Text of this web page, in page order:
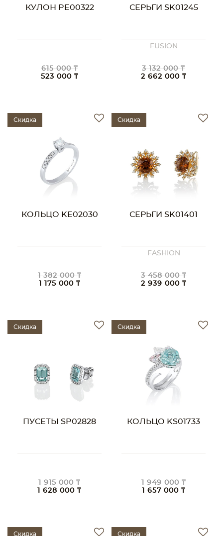
КУЛОН PE00322
615 000 ₸
523 000 ₸
СЕРЬГИ SK01245
FUSION
3 132 000 ₸
2 662 000 ₸
Скидка
КОЛЬЦО KE02030
1 382 000 ₸
1 175 000 ₸
Скидка
СЕРЬГИ SK01401
FASHION
3 458 000 ₸
2 939 000 ₸
Скидка
ПУСЕТЫ SP02828
1 915 000 ₸
1 628 000 ₸
Скидка
КОЛЬЦО KS01733
1 949 000 ₸
1 657 000 ₸
Скидка Скидка